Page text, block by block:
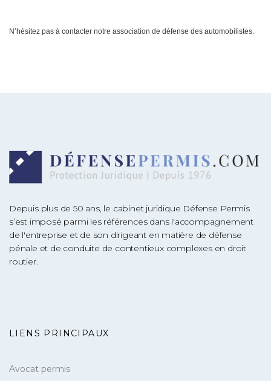
N’hésitez pas à contacter notre association de défense des automobilistes.
Depuis plus de 50 ans, le cabinet juridique Défense Permis
s’est imposé parmi les références dans l'accompagnement
de l'entreprise et de son dirigeant en matière de défense
pénale et de conduite de contentieux complexes en droit
routier.
LIENS PRINCIPAUX
Avocat permis